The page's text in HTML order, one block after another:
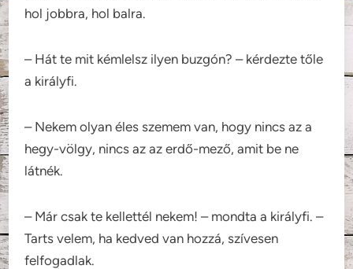
hol jobbra, hol balra.
– Hát te mit kémlelsz ilyen buzgón? – kérdezte tőle
a királyfi.
– Nekem olyan éles szemem van, hogy nincs az a
hegy-völgy, nincs az az erdő-mező, amit be ne
látnék.
– Már csak te kellettél nekem! – mondta a királyfi. –
Tarts velem, ha kedved van hozzá, szívesen
felfogadlak.